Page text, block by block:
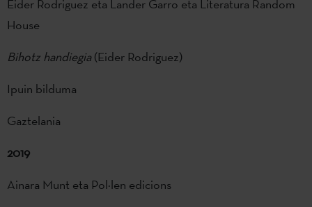
Eider Rodriguez eta Lander Garro eta Literatura Random
House
Bihotz handiegia(Eider Rodriguez)
Ipuin bilduma
Gaztelania
2019
Ainara Munt eta Pol·len edicions